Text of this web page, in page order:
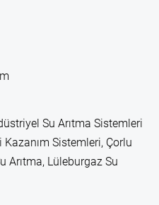
Su Arıtma Sistemleri
Kazanım Sistemleri, Çorlu
Arıtma, Lüleburgaz Su